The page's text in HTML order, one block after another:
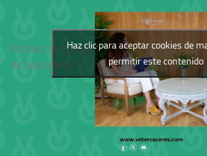
Podcast del Colegio
de Veterinarios
Haz clic para aceptar cookies de
permitir este contenido